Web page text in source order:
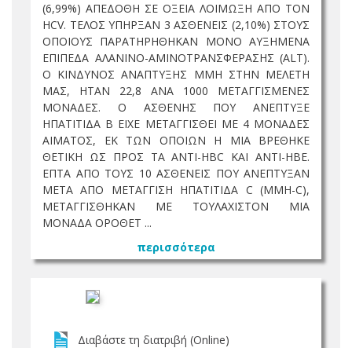
(6,99%) ΑΠΕΔΟΘΗ ΣΕ ΟΞΕΙΑ ΛΟΙΜΩΞΗ ΑΠΟ ΤΟΝ
HCV. ΤΕΛΟΣ ΥΠΗΡΞΑΝ 3 ΑΣΘΕΝΕΙΣ (2,10%) ΣΤΟΥΣ
ΟΠΟΙΟΥΣ ΠΑΡΑΤΗΡΗΘΗΚΑΝ ΜΟΝΟ ΑΥΞΗΜΕΝΑ
ΕΠΙΠΕΔΑ ΑΛΑΝΙΝΟ-ΑΜΙΝΟΤΡΑΝΣΦΕΡΑΣΗΣ (ALT).
Ο ΚΙΝΔΥΝΟΣ ΑΝΑΠΤΥΞΗΣ ΜΜΗ ΣΤΗΝ ΜΕΛΕΤΗ
ΜΑΣ, ΗΤΑΝ 22,8 ΑΝΑ 1000 ΜΕΤΑΓΓΙΣΜΕΝΕΣ
ΜΟΝΑΔΕΣ. Ο ΑΣΘΕΝΗΣ ΠΟΥ ΑΝΕΠΤΥΞΕ
ΗΠΑΤΙΤΙΔΑ Β ΕΙΧΕ ΜΕΤΑΓΓΙΣΘΕΙ ΜΕ 4 ΜΟΝΑΔΕΣ
ΑΙΜΑΤΟΣ, ΕΚ ΤΩΝ ΟΠΟΙΩΝ Η ΜΙΑ ΒΡΕΘΗΚΕ
ΘΕΤΙΚΗ ΩΣ ΠΡΟΣ ΤΑ ANTI-HBC ΚΑΙ ANTI-HBE.
ΕΠΤΑ ΑΠΟ ΤΟΥΣ 10 ΑΣΘΕΝΕΙΣ ΠΟΥ ΑΝΕΠΤΥΞΑΝ
ΜΕΤΑ ΑΠΟ ΜΕΤΑΓΓΙΣΗ ΗΠΑΤΙΤΙΔΑ C (MMH-C),
ΜΕΤΑΓΓΙΣΘΗΚΑΝ ΜΕ ΤΟΥΛΑΧΙΣΤΟΝ ΜΙΑ
ΜΟΝΑΔΑ ΟΡΟΘΕΤ ...
περισσότερα
Διαβάστε τη διατριβή (Online)